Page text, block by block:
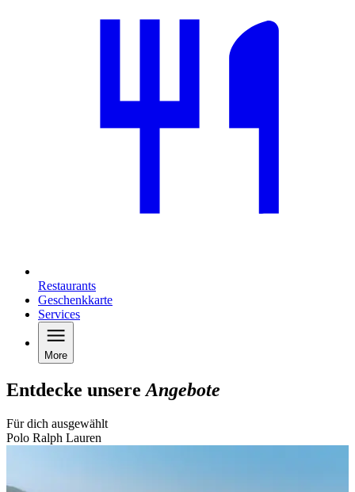
Restaurants
Geschenkkarte
Services
More
Entdecke unsereAngebote
Für dich ausgewählt
Polo Ralph Lauren